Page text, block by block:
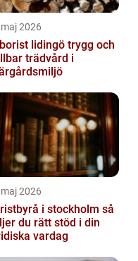
2026
lidingö trygg och
trädvård i
2026
i stockholm så
du rätt stöd i din
vardag